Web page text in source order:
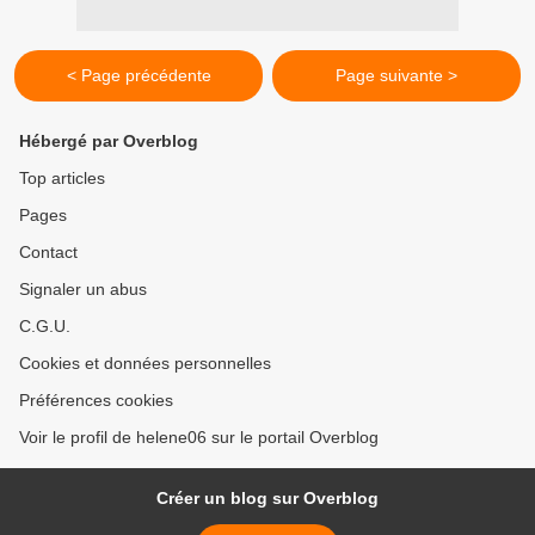
< Page précédente Page suivante >
Hébergé par Overblog
Top articles
Pages
Contact
Signaler un abus
C.G.U.
Cookies et données personnelles
Préférences cookies
Voir le profil de helene06 sur le portail Overblog
Créer un blog sur Overblog